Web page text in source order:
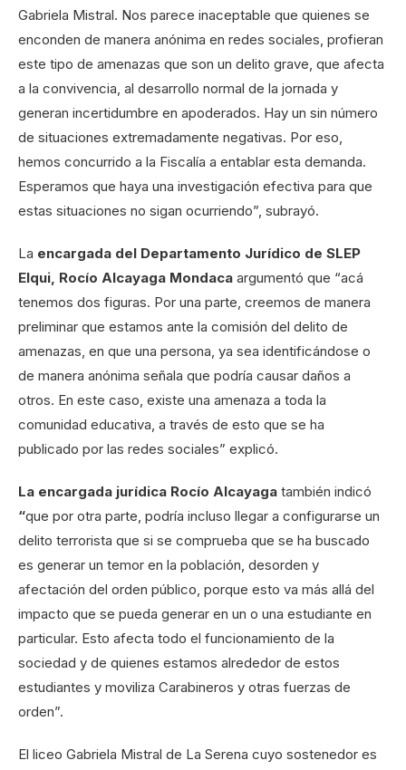
Gabriela Mistral. Nos parece inaceptable que quienes se
enconden de manera anónima en redes sociales, profieran
este tipo de amenazas que son un delito grave, que afecta
a la convivencia, al desarrollo normal de la jornada y
generan incertidumbre en apoderados. Hay un sin número
de situaciones extremadamente negativas. Por eso,
hemos concurrido a la Fiscalía a entablar esta demanda.
Esperamos que haya una investigación efectiva para que
estas situaciones no sigan ocurriendo”, subrayó.
La encargada del Departamento Jurídico de SLEP
Elqui, Rocío Alcayaga Mondaca argumentó que “acá
tenemos dos figuras. Por una parte, creemos de manera
preliminar que estamos ante la comisión del delito de
amenazas, en que una persona, ya sea identificándose o
de manera anónima señala que podría causar daños a
otros. En este caso, existe una amenaza a toda la
comunidad educativa, a través de esto que se ha
publicado por las redes sociales” explicó.
La encargada jurídica Rocío Alcayaga también indicó
“que por otra parte, podría incluso llegar a configurarse un
delito terrorista que si se comprueba que se ha buscado
es generar un temor en la población, desorden y
afectación del orden público, porque esto va más allá del
impacto que se pueda generar en un o una estudiante en
particular. Esto afecta todo el funcionamiento de la
sociedad y de quienes estamos alrededor de estos
estudiantes y moviliza Carabineros y otras fuerzas de
orden”.
El liceo Gabriela Mistral de La Serena cuyo sostenedor es